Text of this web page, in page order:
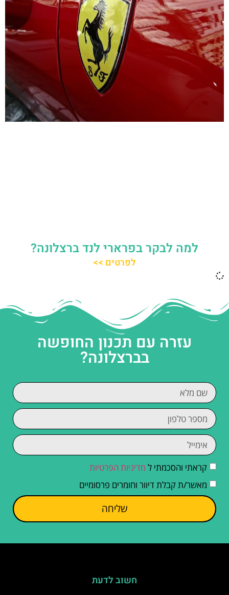
למה לבקר בפרארי לנד ברצלונה?
לפרטים >>
עזרה עם תכנון החופשה
בברצלונה?
קראתי והסכמתי ל מדיניות הפרטיות
מאשר/ת קבלת דיוור וחומרים פרסומיים
שליחה
חשוב לדעת